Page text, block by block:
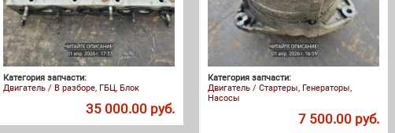
Категория запчасти:
Двигатель / В разборе, ГБЦ, Блок
35 000.00 руб.
Категория запчасти:
Двигатель / Стартеры, Генераторы,
Насосы
7 500.00 руб.